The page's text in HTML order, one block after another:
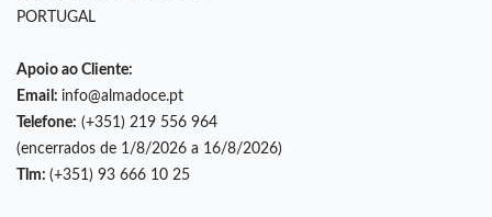
PORTUGAL
Apoio ao Cliente:
Email: info@almadoce.pt
Telefone: (+351) 219 556 964
(encerrados de 1/8/2026 a 16/8/2026)
Tlm: (+351) 93 666 10 25